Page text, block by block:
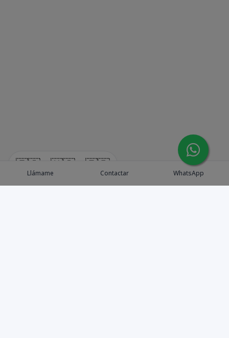
🇪🇸 🇺🇸 🇫🇷
Llámame Contactar WhatsApp